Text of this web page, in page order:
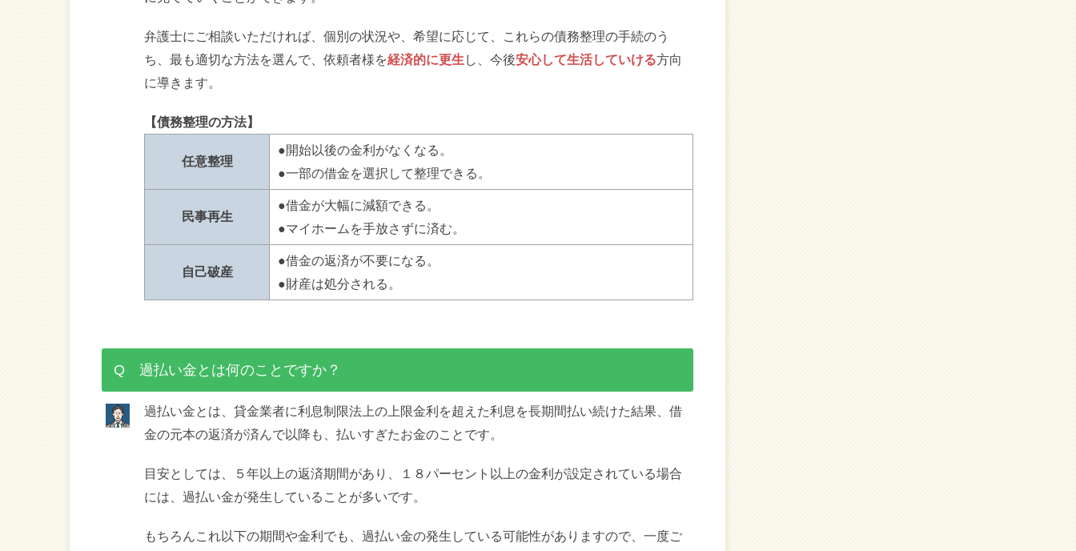
弁護士にご相談いただければ、個別の状況や、希望に応じて、これらの債務整理の手続のう
ち、最も適切な方法を選んで、依頼者様を経済的に更生 し、今後安心して生活していける方向
に導きます。
【債務整理の方法】
任意整理
●開始以後の金利がなくなる。
●一部の借金を選択して整理できる。
民事再生
●借金が大幅に減額できる。
●マイホームを手放さずに済む。
自己破産
●借金の返済が不要になる。
●財産は処分される。
Q 過払い金とは何のことですか？
過払い金とは、貸金業者に利息制限法上の上限金利を超えた利息を長期間払い続けた結果、借
金の元本の返済が済んで以降も、払いすぎたお金のことです。
目安としては、５年以上の返済期間があり、１８パーセント以上の金利が設定されている場合
には、過払い金が発生していることが多いです。
もちろんこれ以下の期間や金利でも、過払い金の発生している可能性がありますので、一度ご